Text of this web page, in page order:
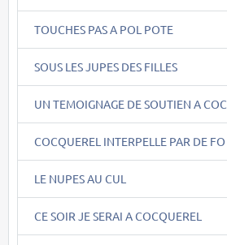
TOUCHES PAS A POL POTE
SOUS LES JUPES DES FILLES
UN TEMOIGNAGE DE SOUTIEN A COC
COCQUEREL INTERPELLE PAR DE FO
LE NUPES AU CUL
CE SOIR JE SERAI A COCQUEREL